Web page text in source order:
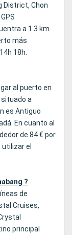
District, Chon
a 1.3 km
más
18h.
al puerto en
situado a
es Antiguo
En cuanto al
de 84 € por
el
?
de
Cruises,
principal